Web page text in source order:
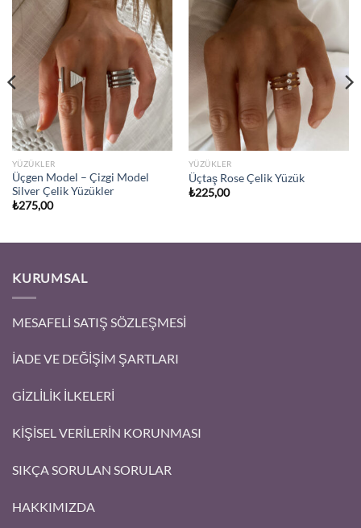
YÜZÜKLER
Üçgen Model – Çizgi Model
Silver Çelik Yüzükler
₺275,00
YÜZÜKLER
Üçtaş Rose Çelik Yüzük
₺225,00
KURUMSAL
MESAFELİ SATIŞ SÖZLEŞMESİ
İADE VE DEĞİŞİM ŞARTLARI
GİZLİLİK İLKELERİ
KİŞİSEL VERİLERİN KORUNMASI
SIKÇA SORULAN SORULAR
HAKKIMIZDA